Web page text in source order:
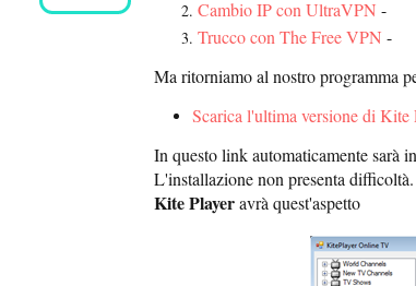
Cambio IP con UltraVPN -
Trucco con The Free VPN -
Ma ritorniamo al nostro programma
Scarica l'ultima versione di Kite
In questo link automaticamente sarà
L'installazione non presenta
Kite Playeravrà quest'aspetto